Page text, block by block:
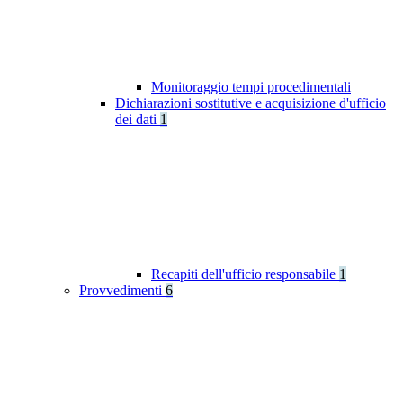
Monitoraggio tempi procedimentali
Dichiarazioni sostitutive e acquisizione d'ufficio
dei dati 1
Recapiti dell'ufficio responsabile 1
Provvedimenti 6